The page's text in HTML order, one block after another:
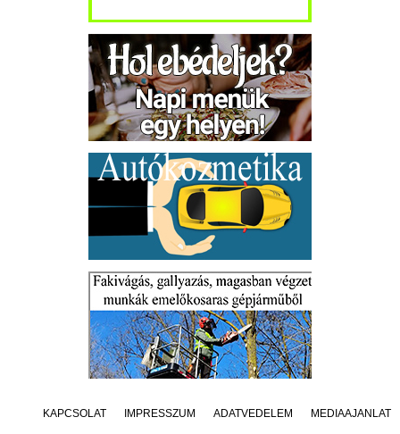
KAPCSOLAT IMPRESSZUM ADATVÉDELEM MÉDIAAJÁNLAT